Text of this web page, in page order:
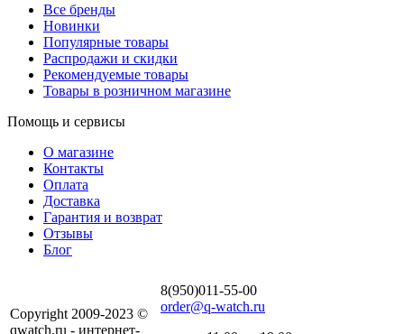
Все бренды
Новинки
Популярные товары
Распродажи и скидки
Рекомендуемые товары
Товары в розничном магазине
Помощь и сервисы
О магазине
Контакты
Оплата
Доставка
Гарантия и возврат
Отзывы
Блог
Copyright 2009-2023 ©
qwatch.ru - интернет-
8(950)011-55-00
order@q-watch.ru